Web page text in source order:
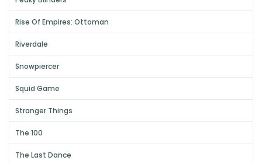
Rise Of Empires: Ottoman
Riverdale
Snowpiercer
Squid Game
Stranger Things
The 100
The Last Dance